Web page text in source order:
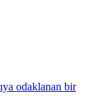
odaklanan bir